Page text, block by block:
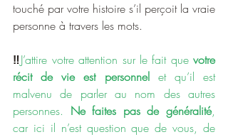
touché par votre histoire s’il perçoit la vraie
personne à travers les mots.
‼️J’attire votre attention sur le fait que votre
récit de vie est personnel et qu’il est
malvenu de parler au nom des autres
personnes. Ne faites pas de généralité,
car ici il n’est question que de vous, de